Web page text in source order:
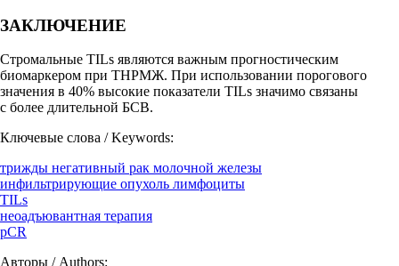
ЗАКЛЮЧЕНИЕ
Стромальные TILs являются важным прогностическим
биомаркером при ТНРМЖ. При использовании порогового
значения в 40% высокие показатели TILs значимо связаны
с более длительной БСВ.
Ключевые слова / Keywords:
трижды негативный рак молочной железы
инфильтрирующие опухоль лимфоциты
TILs
неоадъювантная терапия
pCR
Авторы / Authors: